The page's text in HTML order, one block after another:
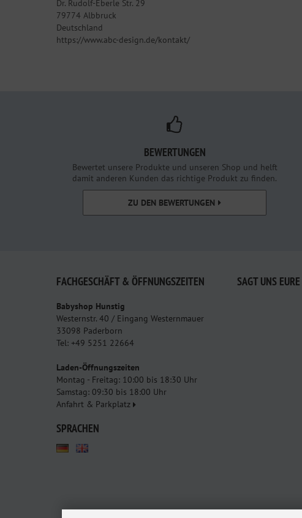
Dr. Rudolf-Eberle Str. 29
79774 Albbruck
Deutschland
https://www.abc-design.de/kontakt/
BEWERTUNGEN
Bewertet unsere Produkte und unseren Shop und helft
damit anderen Kunden das richtige Produkt zu finden.
ZU DEN BEWERTUNGEN
FACHGESCHÄFT & ÖFFNUNGSZEITEN
Babyshop Hunstig
Westernstr. 40 / Eingang Westernmauer
33098 Paderborn
Tel: +49 5251 22664
Laden-Öffnungszeiten
Montag - Freitag: 10:00 bis 18:30 Uhr
Samstag: 09:30 bis 18:00 Uhr
Anfahrt & Parkplatz
SPRACHEN
SAGT UNS